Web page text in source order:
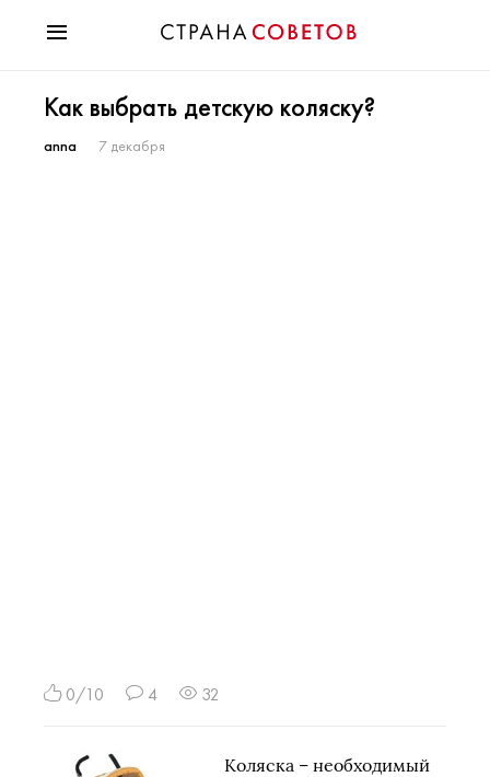
Мода
Звезды
Как выбрать детскую коляску?
anna 7 декабря
0/10 4 32
Коляска – необходимый